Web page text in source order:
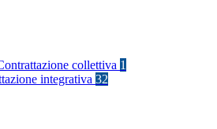
collettiva 1
integrativa 32